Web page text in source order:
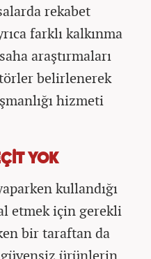
rekabet
farklı kalkınma
araştırmaları
belirlenerek
hizmeti
YOK
kullandığı
etmek için gerekli
bir taraftan da
ürünlerin